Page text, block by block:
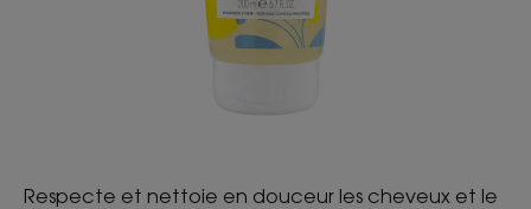
Respecte et nettoie en douceur les cheveux et le